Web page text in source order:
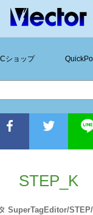
ショップ
STEP_K
SuperTagEditor/